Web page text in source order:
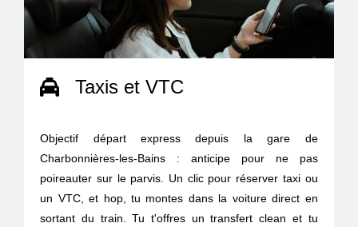
Taxis et VTC
Objectif départ express depuis la gare de
Charbonnières-les-Bains : anticipe pour ne pas
poireauter sur le parvis. Un clic pour réserver taxi ou
un VTC, et hop, tu montes dans la voiture direct en
sortant du train. Tu t'offres un transfert clean et tu